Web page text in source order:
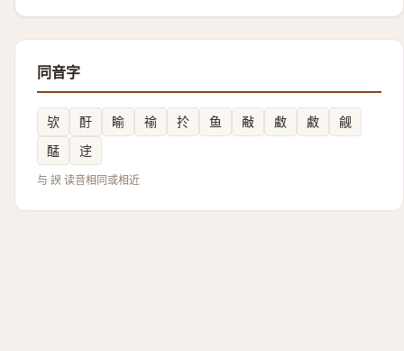
同音字
欤 酑 睮 䄖 扵 鱼 㪌 䲣 䱷
觎
䣿
䢓
与 諛 读音相同或相近